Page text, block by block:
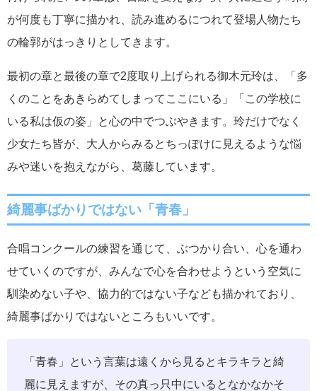
が何度も丁寧に描かれ、読み進めるにつれて登場人物たち
の輪郭がはっきりとしてきます。
最初の章と最後の章で2度取り上げられる御木元玲は、「多
くのことをあきらめてしまってここにいる」「この学校に
いる私は仮の姿」と心の中でつぶやきます。玲だけでなく
少女たち皆が、大人からみるとちっぽけに見えるような悩
みや迷いを抱えながら、葛藤しています。
綺麗事ばかりではない「青春」
合唱コンクールの練習を通じて、ぶつかり合い、心を通わ
せていくのですが、みんなで心を合わせようという空気に
馴染めない子や、協力的ではない子なども描かれており、
綺麗事ばかりではないところもいいです。
「青春」という言葉は遠くから見るとキラキラと綺
麗に見えますが、その真っ只中にいるとなかなかそ